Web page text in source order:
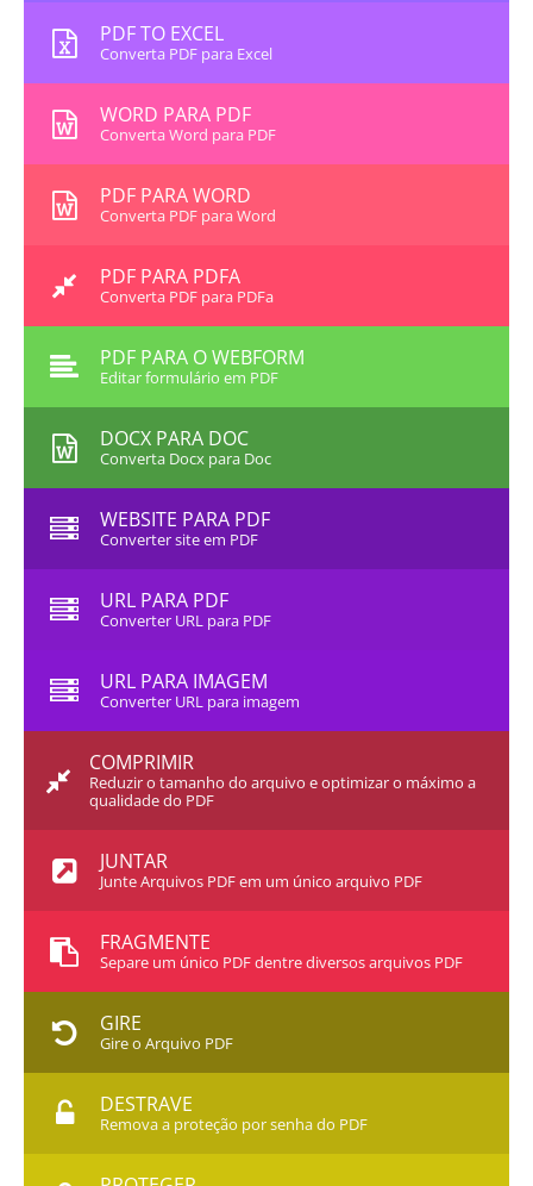
PDF TO EXCEL
Converta PDF para Excel
WORD PARA PDF
Converta Word para PDF
PDF PARA WORD
Converta PDF para Word
PDF PARA PDFA
Converta PDF para PDFa
PDF PARA O WEBFORM
Editar formulário em PDF
DOCX PARA DOC
Converta Docx para Doc
WEBSITE PARA PDF
Converter site em PDF
URL PARA PDF
Converter URL para PDF
URL PARA IMAGEM
Converter URL para imagem
COMPRIMIR
Reduzir o tamanho do arquivo e optimizar o máximo a
qualidade do PDF
JUNTAR
Junte Arquivos PDF em um único arquivo PDF
FRAGMENTE
Separe um único PDF dentre diversos arquivos PDF
GIRE
Gire o Arquivo PDF
DESTRAVE
Remova a proteção por senha do PDF